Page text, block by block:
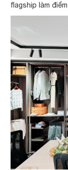
flagship làm